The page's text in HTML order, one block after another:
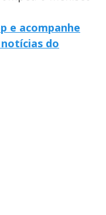
e acompanhe
do